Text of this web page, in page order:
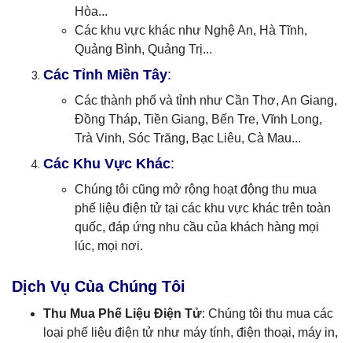
Hòa...
Các khu vực khác như Nghệ An, Hà Tĩnh,
Quảng Bình, Quảng Trị...
Các Tỉnh Miền Tây:
Các thành phố và tỉnh như Cần Thơ, An Giang,
Đồng Tháp, Tiền Giang, Bến Tre, Vĩnh Long,
Trà Vinh, Sóc Trăng, Bạc Liêu, Cà Mau...
Các Khu Vực Khác:
Chúng tôi cũng mở rộng hoạt động thu mua
phế liệu điện tử tại các khu vực khác trên toàn
quốc, đáp ứng nhu cầu của khách hàng mọi
lúc, mọi nơi.
Dịch Vụ Của Chúng Tôi
Thu Mua Phế Liệu Điện Tử: Chúng tôi thu mua các
loại phế liệu điện tử như máy tính, điện thoại, máy in,